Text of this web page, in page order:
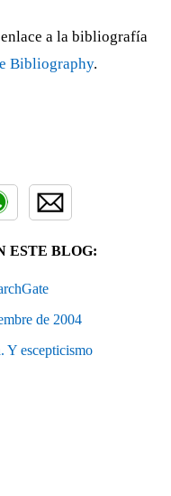
a la bibliografía
Bibliography.
ESTE BLOG:
de 2004
Y escepticismo